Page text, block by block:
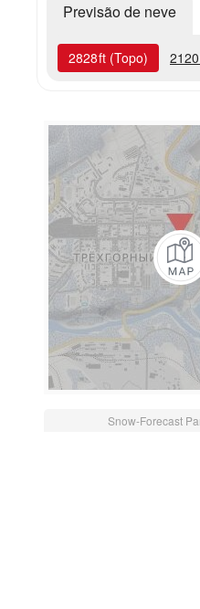
Previsão de neve
2828ft (Topo) 2120
Snow-Forecast